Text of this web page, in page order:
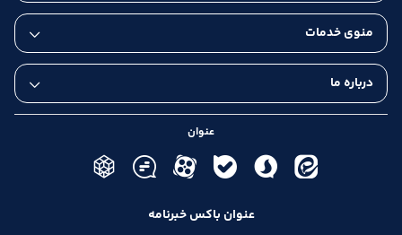
منوی خدمات
درباره ما
عنوان
عنوان باکس خبرنامه